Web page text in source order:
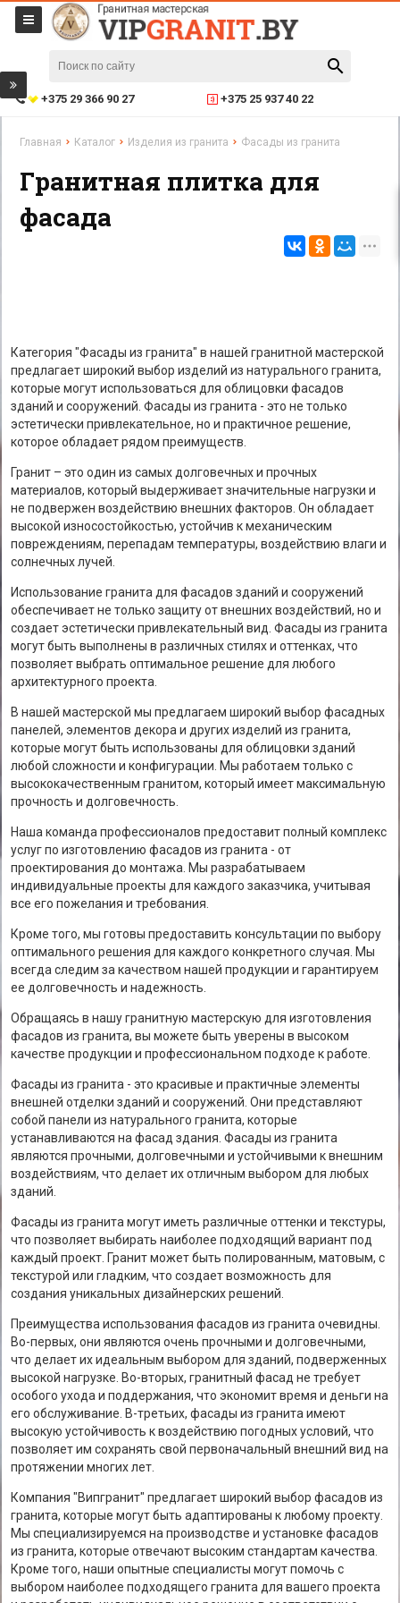
+375 29 366 90 27 +375 25 937 40 22
Главная Каталог Изделия из гранита Фасады из гранита
Гранитная плитка для
фасада
Категория "Фасады из гранита" в нашей гранитной мастерской
предлагает широкий выбор изделий из натурального гранита,
которые могут использоваться для облицовки фасадов
зданий и сооружений. Фасады из гранита - это не только
эстетически привлекательное, но и практичное решение,
которое обладает рядом преимуществ.
Гранит – это один из самых долговечных и прочных
материалов, который выдерживает значительные нагрузки и
не подвержен воздействию внешних факторов. Он обладает
высокой износостойкостью, устойчив к механическим
повреждениям, перепадам температуры, воздействию влаги и
солнечных лучей.
Использование гранита для фасадов зданий и сооружений
обеспечивает не только защиту от внешних воздействий, но и
создает эстетически привлекательный вид. Фасады из гранита
могут быть выполнены в различных стилях и оттенках, что
позволяет выбрать оптимальное решение для любого
архитектурного проекта.
В нашей мастерской мы предлагаем широкий выбор фасадных
панелей, элементов декора и других изделий из гранита,
которые могут быть использованы для облицовки зданий
любой сложности и конфигурации. Мы работаем только с
высококачественным гранитом, который имеет максимальную
прочность и долговечность.
Наша команда профессионалов предоставит полный комплекс
услуг по изготовлению фасадов из гранита - от
проектирования до монтажа. Мы разрабатываем
индивидуальные проекты для каждого заказчика, учитывая
все его пожелания и требования.
Кроме того, мы готовы предоставить консультации по выбору
оптимального решения для каждого конкретного случая. Мы
всегда следим за качеством нашей продукции и гарантируем
ее долговечность и надежность.
Обращаясь в нашу гранитную мастерскую для изготовления
фасадов из гранита, вы можете быть уверены в высоком
качестве продукции и профессиональном подходе к работе.
Фасады из гранита - это красивые и практичные элементы
внешней отделки зданий и сооружений. Они представляют
собой панели из натурального гранита, которые
устанавливаются на фасад здания. Фасады из гранита
являются прочными, долговечными и устойчивыми к внешним
воздействиям, что делает их отличным выбором для любых
зданий.
Фасады из гранита могут иметь различные оттенки и текстуры,
что позволяет выбирать наиболее подходящий вариант под
каждый проект. Гранит может быть полированным, матовым, с
текстурой или гладким, что создает возможность для
создания уникальных дизайнерских решений.
Преимущества использования фасадов из гранита очевидны.
Во-первых, они являются очень прочными и долговечными,
что делает их идеальным выбором для зданий, подверженных
высокой нагрузке. Во-вторых, гранитный фасад не требует
особого ухода и поддержания, что экономит время и деньги на
его обслуживание. В-третьих, фасады из гранита имеют
высокую устойчивость к воздействию погодных условий, что
позволяет им сохранять свой первоначальный внешний вид на
протяжении многих лет.
Компания "Випгранит" предлагает широкий выбор фасадов из
гранита, которые могут быть адаптированы к любому проекту.
Мы специализируемся на производстве и установке фасадов
из гранита, которые отвечают высоким стандартам качества.
Кроме того, наши опытные специалисты могут помочь с
выбором наиболее подходящего гранита для вашего проекта